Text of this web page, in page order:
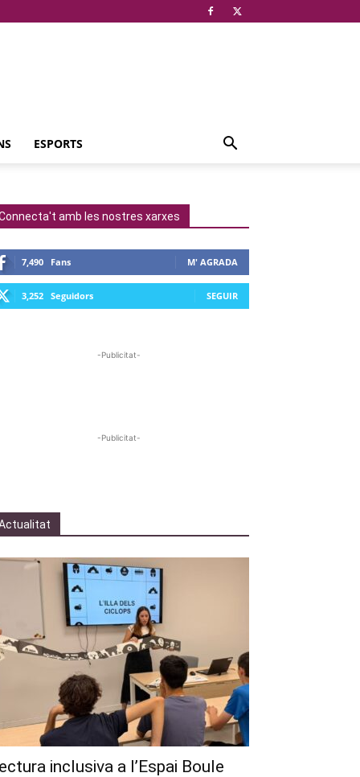
ESPORTS
amb les nostres xarxes
7,490 Fans M' AGRADA
3,252 Seguidors SEGUIR
-Publicitat-
-Publicitat-
inclusiva a l’Espai Boule